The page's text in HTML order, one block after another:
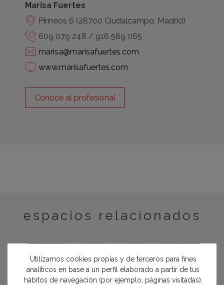
Marisa Fuertes
Pirineos 6 (28700 Ciudalcampo, Madrid)
609 079 248 / 916 589 065
marisa@marisafuertes.com
www.marisafuertes.com
Conoce al profesional
espacios relacionados
Utilizamos cookies propias y de terceros para fines
analíticos en base a un perfil elaborado a partir de tus
hábitos de navegación (por ejemplo, páginas visitadas).